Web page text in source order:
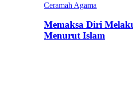
Ceramah Agama
Memaksa Diri
Menurut Islam